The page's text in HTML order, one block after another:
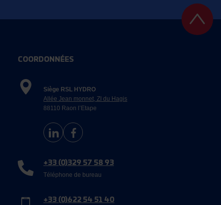
COORDONNÉES
Siège RSL HYDRO
Allée Jean monnet, ZI du Hagis
88110 Raon l’Etape
+33 (0)329 57 58 93
Téléphone de bureau
+33 (0)622 54 51 40